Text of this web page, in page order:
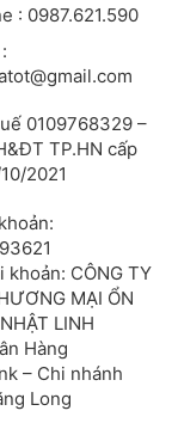
: 0987.621.590
0109768329 –
TP.HN cấp
2021
khoản: CÔNG TY
MẠI ỔN
LINH
Hàng
– Chi nhánh
Long